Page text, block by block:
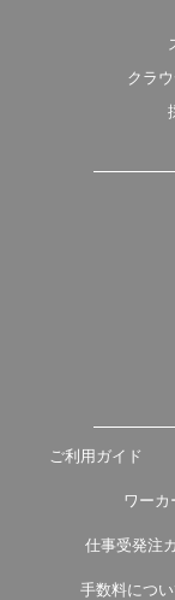
クラ
ご利用ガイド
ワーカ
仕事受発注
手数料につ